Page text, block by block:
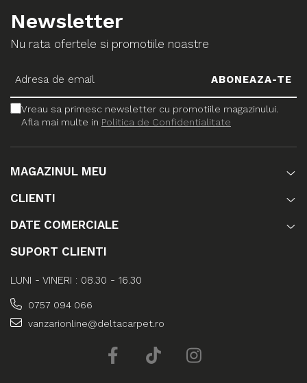
Newsletter
Nu rata ofertele si promotiile noastre
Vreau sa primesc newsletter cu promotiile magazinului.
Afla mai multe in Politica de Confidentialitate
MAGAZINUL MEU
CLIENTI
DATE COMERCIALE
SUPORT CLIENTI
LUNI - VINERI : 08.30 - 16.30
0757 094 066
vanzarionline@deltacarpet.ro